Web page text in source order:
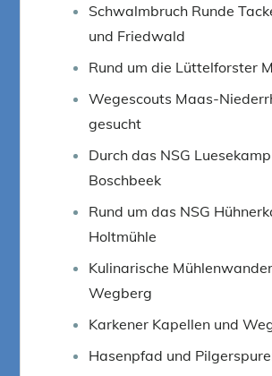
Schwalmbruch Runde
und Friedwald
Rund um die Lüttelforster
Wegescouts Maas-
gesucht
Durch das NSG
Boschbeek
Rund um das NSG
Holtmühle
Kulinarische
Wegberg
Karkener Kapellen und
Hasenpfad und